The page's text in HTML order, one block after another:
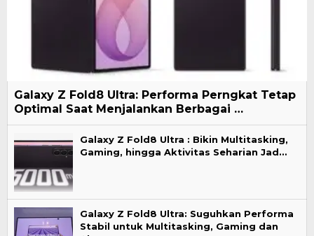
Galaxy Z Fold8 Ultra: Performa Perngkat Tetap
Optimal Saat Menjalankan Berbagai …
Galaxy Z Fold8 Ultra : Bikin Multitasking,
Gaming, hingga Aktivitas Seharian Jad…
Galaxy Z Fold8 Ultra: Suguhkan Performa
Stabil untuk Multitasking, Gaming dan